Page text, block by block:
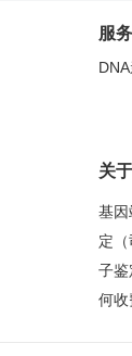
服
关
基因
定
子鉴
何收